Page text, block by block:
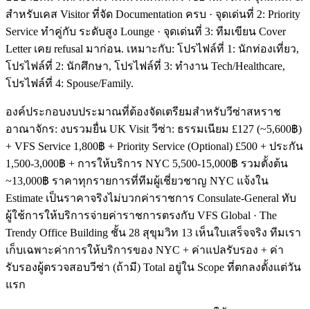
สำหรับเคส Visitor ที่จัด Documentation ครบ · จุดเด่นที่ 2: Priority
Service ทำคู่กับ ระดับสูง Lounge · จุดเด่นที่ 3: ทีมเขียน Cover
Letter เคย refusal มาก่อน. เหมาะกับ: โปรไฟล์ที่ 1: นักท่องเที่ยว,
โปรไฟล์ที่ 2: นักศึกษา, โปรไฟล์ที่ 3: ทำงาน Tech/Healthcare,
โปรไฟล์ที่ 4: Spouse/Family.
องค์ประกอบงบประมาณที่ต้องจัดเตรียมสำหรับวีซ่าสหราช
อาณาจักร: งบรวมยื่น UK Visit วีซ่า: ธรรมเนียม £127 (~5,600฿)
+ VFS Service 1,800฿ + Priority Service (Optional) £500 + ประกัน
1,500-3,000฿ + การให้บริการ NYC 5,500-15,000฿ รวมตั้งต้น
~13,000฿ ราคาทุกรายการที่ทีมผู้เชี่ยวชาญ NYC แจ้งใน
Estimate เป็นราคาจริงไม่บวกค่าราชการ Consulate-General ทับ
ผู้ใช้การให้บริการจ่ายค่าราชการตรงกับ VFS Global · The
Trendy Office Building ชั้น 28 สุขุมวิท 13 เห็นใบเสร็จจริง ทีมเรา
เก็บเฉพาะค่าการให้บริการของ NYC + ค่าแปลรับรอง + ค่า
รับรองผู้ตรวจสอบวีซ่า (ถ้ามี) Total อยู่ใน Scope ที่ตกลงตั้งแต่วัน
แรก